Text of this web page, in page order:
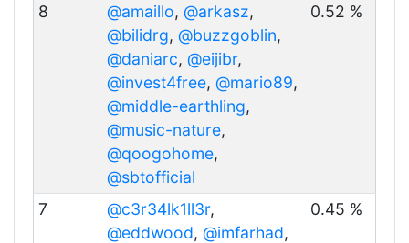
8 @amaillo, @arkasz,
@bilidrg, @buzzgoblin,
@daniarc, @eijibr,
@invest4free, @mario89,
@middle-earthling,
@music-nature,
@qoogohome,
@sbtofficial
0.52 %
7 @c3r34lk1ll3r,
@eddwood, @imfarhad,
0.45 %